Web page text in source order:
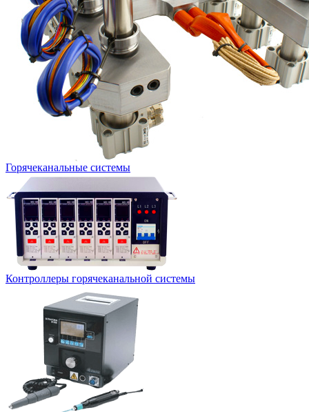
Горячеканальные системы
Контроллеры горячеканальной системы